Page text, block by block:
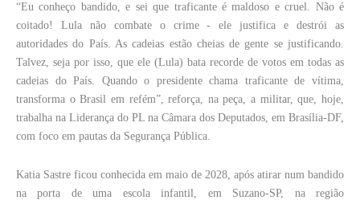
“Eu conheço bandido, e sei que traficante é maldoso e cruel. Não é
coitado! Lula não combate o crime - ele justifica e destrói as
autoridades do País. As cadeias estão cheias de gente se justificando.
Talvez, seja por isso, que ele (Lula) bata recorde de votos em todas as
cadeias do País. Quando o presidente chama traficante de vítima,
transforma o Brasil em refém”, reforça, na peça, a militar, que, hoje,
trabalha na Liderança do PL na Câmara dos Deputados, em Brasília-DF,
com foco em pautas da Segurança Pública.
Katia Sastre ficou conhecida em maio de 2028, após atirar num bandido
na porta de uma escola infantil, em Suzano-SP, na região